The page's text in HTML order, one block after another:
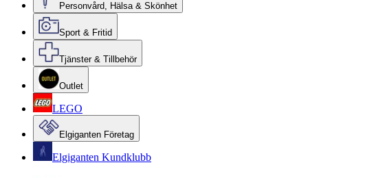
Personvård, Hälsa & Skönhet
Sport & Fritid
Tjänster & Tillbehör
Outlet
LEGO
Elgiganten Företag
Elgiganten Kundklubb